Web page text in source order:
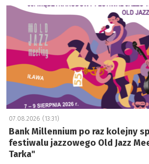
a
07.08.2026 (13:31)
Bank Millennium po raz kolejny
festiwalu jazzowego Old Jazz
Tarka"